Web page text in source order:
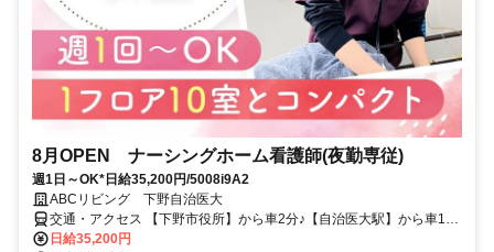
8月OPEN ナーシングホーム看護師(夜勤専従)
週1日～OK*日給35,200円/5008i9A2
ABCリビング 下野自治医大
交通・アクセス 【下野市役所】から車2分♪【自治医大駅】から車10
分♪ ★車通勤OK（無料駐車場完備）
日給35,200円